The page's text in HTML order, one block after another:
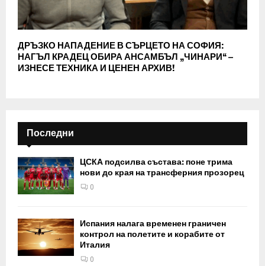
ДРЪЗКО НАПАДЕНИЕ В СЪРЦЕТО НА СОФИЯ:
НАГЪЛ КРАДЕЦ ОБИРА АНСАМБЪЛ „ЧИНАРИ“ –
ИЗНЕСЕ ТЕХНИКА И ЦЕНЕН АРХИВ!
Последни
ЦСКА подсилва състава: поне трима
нови до края на трансферния прозорец
0
Испания налага временен граничен
контрол на полетите и корабите от
Италия
0